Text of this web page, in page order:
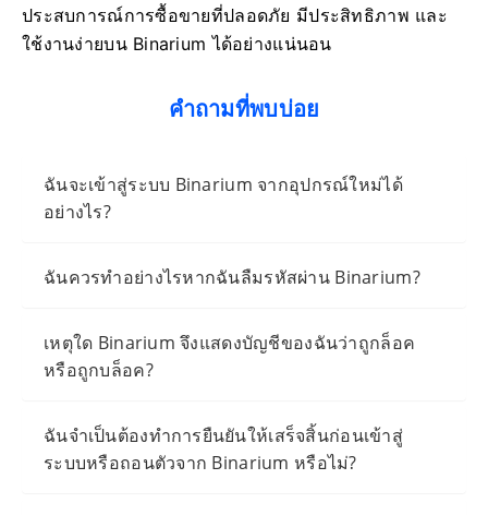
ประสบการณ์การซื้อขายที่ปลอดภัย มีประสิทธิภาพ และ
ใช้งานง่ายบน Binarium ได้อย่างแน่นอน
คำถามที่พบบ่อย
ฉันจะเข้าสู่ระบบ Binarium จากอุปกรณ์ใหม่ได้
อย่างไร?
ฉันควรทำอย่างไรหากฉันลืมรหัสผ่าน Binarium?
เหตุใด Binarium จึงแสดงบัญชีของฉันว่าถูกล็อค
หรือถูกบล็อค?
ฉันจำเป็นต้องทำการยืนยันให้เสร็จสิ้นก่อนเข้าสู่
ระบบหรือถอนตัวจาก Binarium หรือไม่?